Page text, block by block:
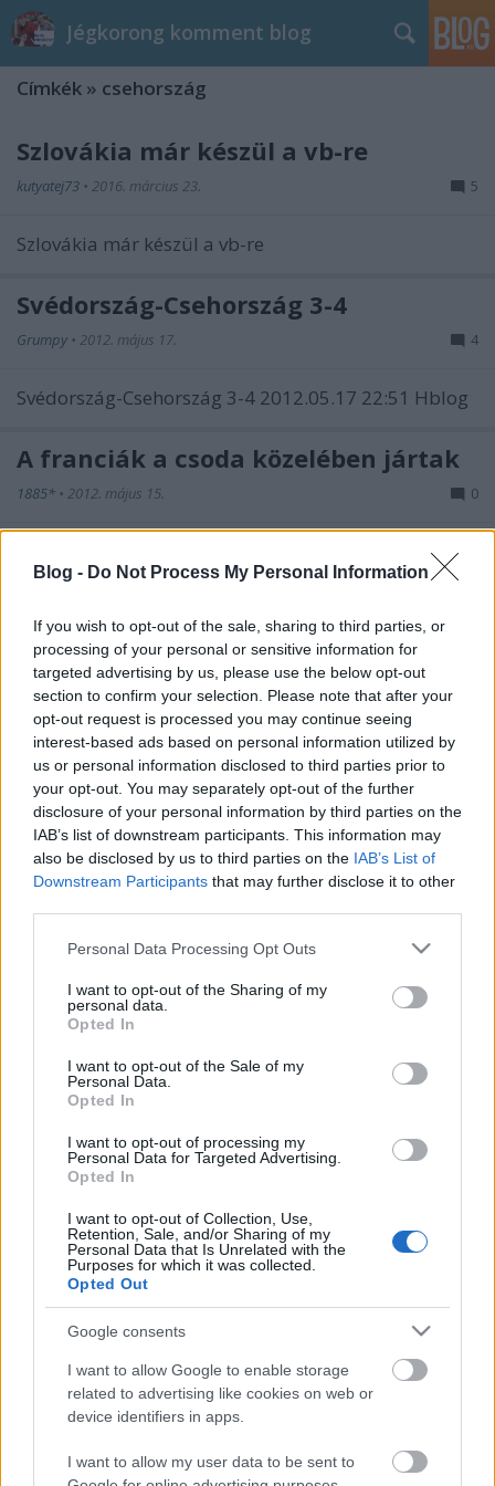
Blog - Do Not Process My Personal Information
If you wish to opt-out of the sale, sharing to third parties, or
processing of your personal or sensitive information for
targeted advertising by us, please use the below opt-out
section to confirm your selection. Please note that after your
opt-out request is processed you may continue seeing
interest-based ads based on personal information utilized by
us or personal information disclosed to third parties prior to
your opt-out. You may separately opt-out of the further
disclosure of your personal information by third parties on the
IAB’s list of downstream participants. This information may
also be disclosed by us to third parties on the IAB’s List of
Downstream Participants that may further disclose it to other
Please note that this website/app uses one or more Google
not limited to your visit or usage behaviour. You may click to
grant or deny consent to Google and its third-party tags to
use your data for below specified purposes in below Google
consent section.
Personal Data Processing Opt Outs
I want to opt-out of the Sharing of my
personal data.
Opted In
I want to opt-out of the Sale of my
Personal Data.
Opted In
I want to opt-out of processing my
Personal Data for Targeted Advertising.
Opted In
I want to opt-out of Collection, Use,
Retention, Sale, and/or Sharing of my
Personal Data that Is Unrelated with the
Purposes for which it was collected.
Opted Out
Google consents
I want to allow Google to enable storage
related to advertising like cookies on web or
device identifiers in apps.
I want to allow my user data to be sent to
Jégkorong komment blog
Címkék » csehország
Szlovákia már készül a vb-re
kutyatej73 • 2016. március 23. 5
Szlovákia már készül a vb-re
Svédország-Csehország 3-4
Grumpy • 2012. május 17. 4
Svédország-Csehország 3-4 2012.05.17 22:51 Hblog
A franciák a csoda közelében jártak
1885* • 2012. május 15. 0
A franciák a csoda közelében jártak 2012.05.15.
19:00 Hblog
A finneket otthon tömték ki
Grumpy•2012. május 13.
A finneket otthon tömték ki 2012.05.13 18:50 Hblog
A kazahok megszerezték első
pontjukat
1885*• 2012. május 11.
A kazahok megszerezték első pontjukat 2012.05.11.
19:06 Hblog
A norvégok pontot loptak a
csehektől
Grumpy•2012. május 07.
18:51 Hblog
Az Egyesült Államok legyőzte
Kanadát
Az Egyesült Államok legyőzte Kanadát 2012.05.05.
22:31 Hblog
Grumpy•2012. május 05.